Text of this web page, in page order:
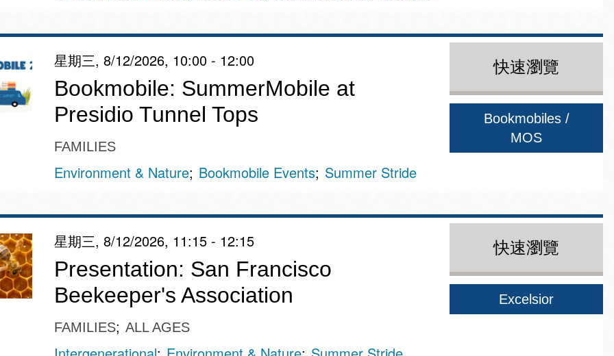
Parkside 圖書分
館
圖書分館
Presidio 普西迪
奧圖書分館
Treasure Island
金銀島借書亭
Visitacion Valley
訪谷區圖書分館
書分館
Western
Addition 西增區
圖書分館
虛擬圖書館
流動圖書館/ 流
星期三, 8/12/2026, 10:00 - 12:00
Bookmobile: SummerMobile at
Presidio Tunnel Tops
FAMILIES
Environment & Nature Bookmobile Events Summer Stride
快速瀏覽
Bookmobiles /
MOS
星期三, 8/12/2026, 11:15 - 12:15
Presentation: San Francisco
Beekeeper's Association
FAMILIES ALL AGES
快速瀏覽
Excelsior